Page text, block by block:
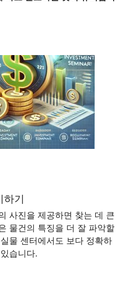
하기
사진을 제공하면 찾는 데 큰
물건의 특징을 더 잘 파악할
물 센터에서도 보다 정확하
습니다.